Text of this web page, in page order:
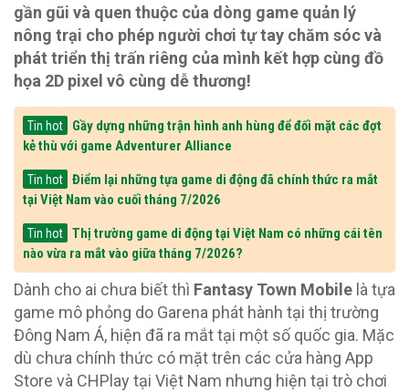
gần gũi và quen thuộc của dòng game quản lý
nông trại cho phép người chơi tự tay chăm sóc và
phát triển thị trấn riêng của mình kết hợp cùng đồ
họa 2D pixel vô cùng dễ thương!
Tin hot
Gầy dựng những trận hình anh hùng để đối mặt các đợt
kẻ thù với game Adventurer Alliance
Tin hot
Điểm lại những tựa game di động đã chính thức ra mắt
tại Việt Nam vào cuối tháng 7/2026
Tin hot
Thị trường game di động tại Việt Nam có những cái tên
nào vừa ra mắt vào giữa tháng 7/2026?
Dành cho ai chưa biết thì Fantasy Town Mobile là tựa
game mô phỏng do Garena phát hành tại thị trường
Đông Nam Á, hiện đã ra mắt tại một số quốc gia. Mặc
dù chưa chính thức có mặt trên các cửa hàng App
Store và CHPlay tại Việt Nam nhưng hiện tại trò chơi